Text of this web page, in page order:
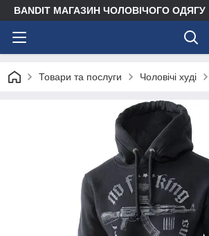
BANDIT МАГАЗИН ЧОЛОВІЧОГО ОДЯГУ
Товари та послуги Чоловічі худі